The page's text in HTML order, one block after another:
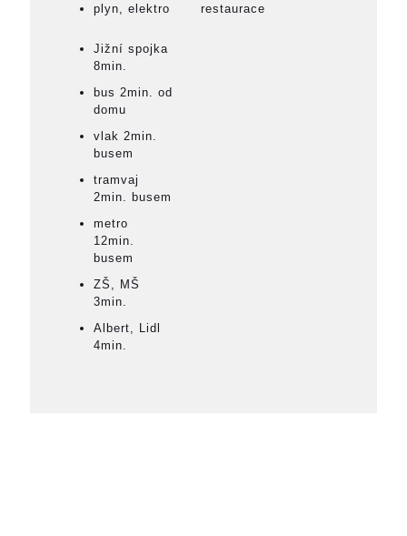
plyn, elektro
restaurace
Jižní spojka
8min.
bus 2min. od
domu
vlak 2min.
busem
tramvaj
2min. busem
metro
12min.
busem
ZŠ, MŠ
3min.
Albert, Lidl
4min.